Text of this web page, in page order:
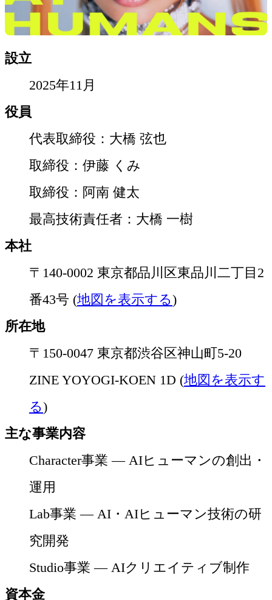
設立
2025年11月
役員
代表取締役：大橋 弦也
取締役：伊藤 くみ
取締役：阿南 健太
最高技術責任者：大橋 一樹
本社
〒140-0002 東京都品川区東品川二丁目2
番43号 (地図を表示する)
所在地
〒150-0047 東京都渋谷区神山町5-20
ZINE YOYOGI-KOEN 1D (地図を表示す
る)
主な事業内容
Character事業 — AIヒューマンの創出・
運用
Lab事業 — AI・AIヒューマン技術の研
究開発
Studio事業 — AIクリエイティブ制作
資本金